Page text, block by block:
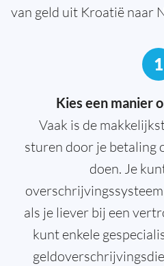
van geld uit Kroatië naar
1
Kies een manier
Vaak is de
sturen door je betaling
doen. Je
als je liever bij een
kunt enkele